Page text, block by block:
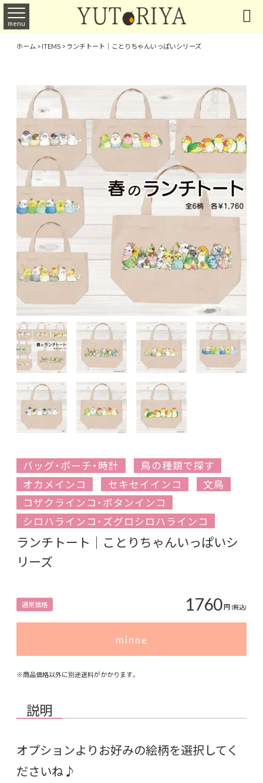
menu 
ホーム>ITEMS>ランチトート｜ことりちゃんいっぱいシリーズ
バッグ・ポーチ・時計
鳥の種類で探す
オカメインコ
セキセイインコ
文鳥
コザクラインコ・ボタンインコ
シロハラインコ・ズグロシロハラインコ
ランチトート｜ことりちゃんいっぱいシ
リーズ
通常価格 1760円 (税込)
minne
※商品価格以外に別途送料がかかります。
説明
オプションよりお好みの絵柄を選択してく
ださいね♪